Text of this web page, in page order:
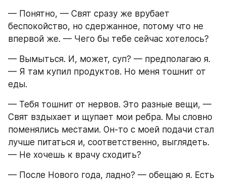
— Понятно, — Свят сразу же врубает
беспокойство, но сдержанное, потому что не
впервой же. — Чего бы тебе сейчас хотелось?
— Вымыться. И, может, суп? — предполагаю я.
— Я там купил продуктов. Но меня тошнит от
еды.
— Тебя тошнит от нервов. Это разные вещи, —
Свят вздыхает и щупает мои ребра. Мы словно
поменялись местами. Он-то с моей подачи стал
лучше питаться и, соответственно, выглядеть.
— Не хочешь к врачу сходить?
— После Нового года, ладно? — обещаю я. Есть